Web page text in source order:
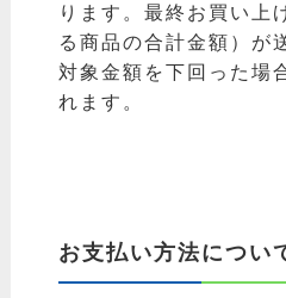
ります。最終お買い上
る商品の合計金額）が
対象金額を下回った場
れます。
お支払い方法につい